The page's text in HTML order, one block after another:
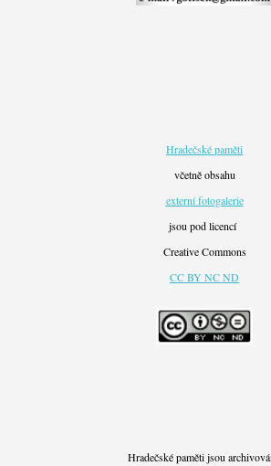
Hradečské paměti
včetně obsahu
externí fotogalerie
jsou pod licencí
Creative Commons
CC BY NC ND
Hradečské paměti jsou